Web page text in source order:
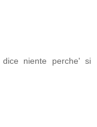
niente perche' si